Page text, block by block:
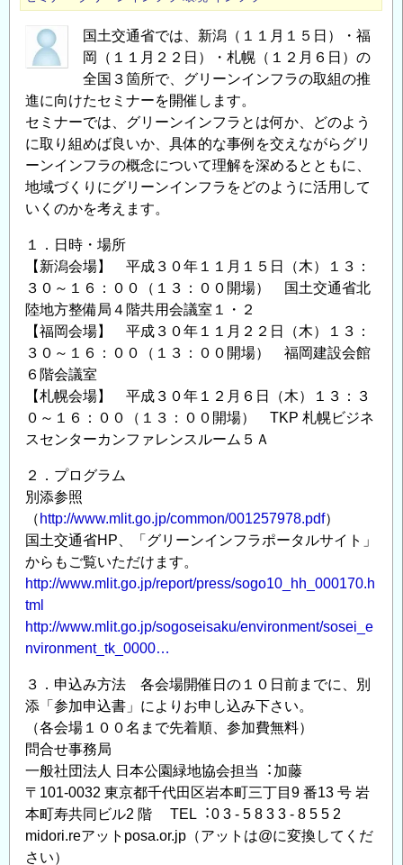
ー
成
講
座
2019
｜
京
KYOTO」
の
ご
案
内
の
国土交通省では、新潟（１１月１５日）・福
岡（１１月２２日）・札幌（１２月６日）の
全国３箇所で、グリーンインフラの取組の推
進に向けたセミナーを開催します。
セミナーでは、グリーンインフラとは何か、どのよう
に取り組めば良いか、具体的な事例を交えながらグリ
ーンインフラの概念について理解を深めるとともに、
地域づくりにグリーンインフラをどのように活用して
いくのかを考えます。
１．日時・場所
【新潟会場】 平成３０年１１月１５日（木）１３：
３０～１６：００（１３：００開場） 国土交通省北
陸地方整備局４階共用会議室１・２
【福岡会場】 平成３０年１１月２２日（木）１３：
３０～１６：００（１３：００開場） 福岡建設会館
６階会議室
【札幌会場】 平成３０年１２月６日（木）１３：３
０～１６：００（１３：００開場） TKP 札幌ビジネ
スセンターカンファレンスルーム５Ａ
２．プログラム
別添参照
（ http://www.mlit.go.jp/common/001257978.pdf）
国土交通省HP、「グリーンインフラポータルサイト」
からもご覧いただけます。
http://www.mlit.go.jp/report/press/sogo10_hh_000170.h
tml
http://www.mlit.go.jp/sogoseisaku/environment/sosei_e
nvironment_tk_0000…
３．申込み方法 各会場開催日の１０日前までに、別
添「参加申込書」によりお申し込み下さい。
（各会場１００名まで先着順、参加費無料）
問合せ事務局
⼀般社団法⼈ ⽇本公園緑地協会担当︓加藤
〒101-0032 東京都千代⽥区岩本町三丁⽬9 番13 号 岩
本町寿共同ビル2 階 TEL︓0 3 - 5 8 3 3 - 8 5 5 2
midori.reアットposa.or.jp（アットは@に変換してくだ
さい）